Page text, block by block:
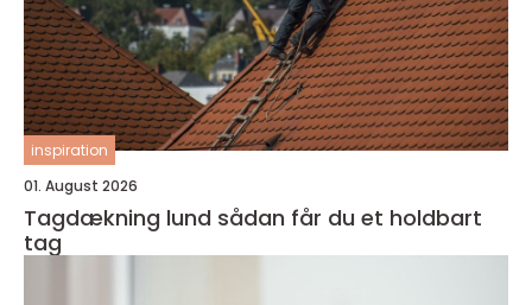
inspiration
01. August 2026
Tagdækning lund sådan får du et holdbart
tag